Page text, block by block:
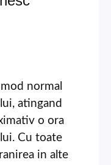
normal
atingand
o ora
Cu toate
in alte